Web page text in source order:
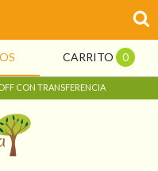
CARRITO 0
CON TRANSFERENCIA